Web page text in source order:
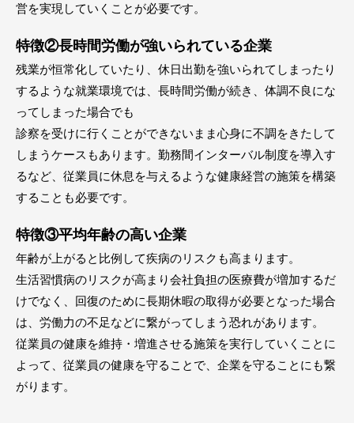
営を実現していくことが必要です。
特徴②長時間労働が強いられている企業
残業が恒常化していたり、休日出勤を強いられてしまったり
するような就業環境では、長時間労働が続き、体調不良にな
ってしまった場合でも
診察を受けに行くことができないまま心身に不調をきたして
しまうケースもあります。勤務間インターバル制度を導入す
るなど、従業員に休息を与えるような健康経営の施策を構築
することも必要です。
特徴③平均年齢の高い企業
年齢が上がると比例して疾病のリスクも高まります。
生活習慣病のリスクが高まり会社負担の医療費が増加するだ
けでなく、回復のために長期休暇の取得が必要となった場合
は、労働力の不足などに繋がってしまう恐れがあります。
従業員の健康を維持・増進させる施策を実行していくことに
よって、従業員の健康を守ることで、企業を守ることにも繋
がります。